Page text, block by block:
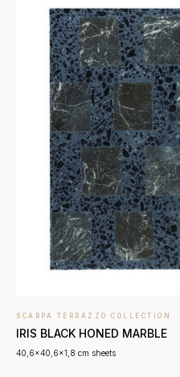
SCARPA TERRAZZO COLLECTION
IRIS BLACK HONED MARBLE
40,6x40,6x1,8 cm sheets